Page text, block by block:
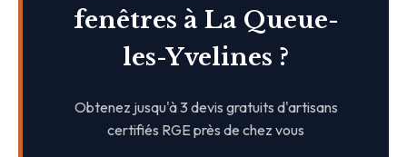
fenêtres à La Queue-
les-Yvelines ?
Obtenez jusqu'à 3 devis gratuits d'artisans
certifiés RGE près de chez vous